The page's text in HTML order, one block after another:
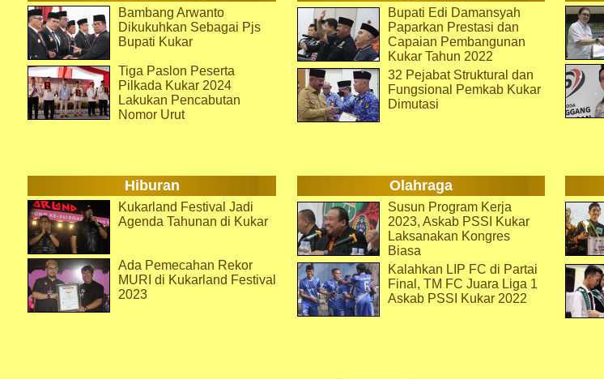
Bambang Arwanto
Dikukuhkan Sebagai Pjs
Bupati Kukar
Tiga Paslon Peserta
Pilkada Kukar 2024
Lakukan Pencabutan
Nomor Urut
Bupati Edi Damansyah
Paparkan Prestasi dan
Capaian Pembangunan
Kukar Tahun 2022
32 Pejabat Struktural dan
Fungsional Pemkab Kukar
Dimutasi
Hiburan Olahraga
Kukarland Festival Jadi
Agenda Tahunan di Kukar
Ada Pemecahan Rekor
MURI di Kukarland Festival
2023
Susun Program Kerja
2023, Askab PSSI Kukar
Laksanakan Kongres
Biasa
Kalahkan LIP FC di Partai
Final, TM FC Juara Liga 1
Askab PSSI Kukar 2022